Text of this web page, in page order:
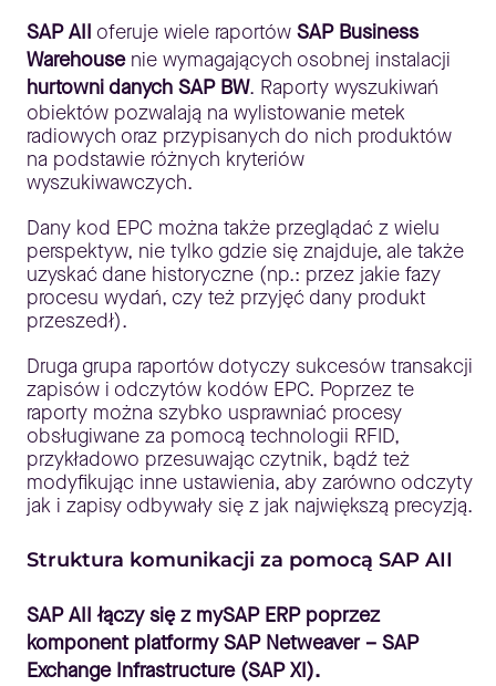
SAP AII oferuje wiele raportów SAP Business
Warehousenie wymagających osobnej instalacji
hurtowni danych SAP BW. Raporty wyszukiwań
obiektów pozwalają na wylistowanie metek
radiowych oraz przypisanych do nich produktów
na podstawie różnych kryteriów
wyszukiwawczych.
Dany kod EPC można także przeglądać z wielu
perspektyw, nie tylko gdzie się znajduje, ale także
uzyskać dane historyczne (np.: przez jakie fazy
procesu wydań, czy też przyjęć dany produkt
przeszedł).
Druga grupa raportów dotyczy sukcesów transakcji
zapisów i odczytów kodów EPC. Poprzez te
raporty można szybko usprawniać procesy
obsługiwane za pomocą technologii RFID,
przykładowo przesuwając czytnik, bądź też
modyfikując inne ustawienia, aby zarówno odczyty
jak i zapisy odbywały się z jak największą precyzją.
Struktura komunikacji za pomocą SAP AII
SAP AII łączy się z mySAP ERP poprzez
komponent platformy SAP Netweaver – SAP
Exchange Infrastructure (SAP XI).